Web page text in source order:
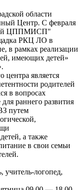
области
Центр. С февраля
ЦППМИСП"
РКЦ ЛО в
в рамках реализации
имеющих детей»
центра является
родителей
в вопросах
раннего развития
путем
а также
в свои семьи
учитель-логопед,